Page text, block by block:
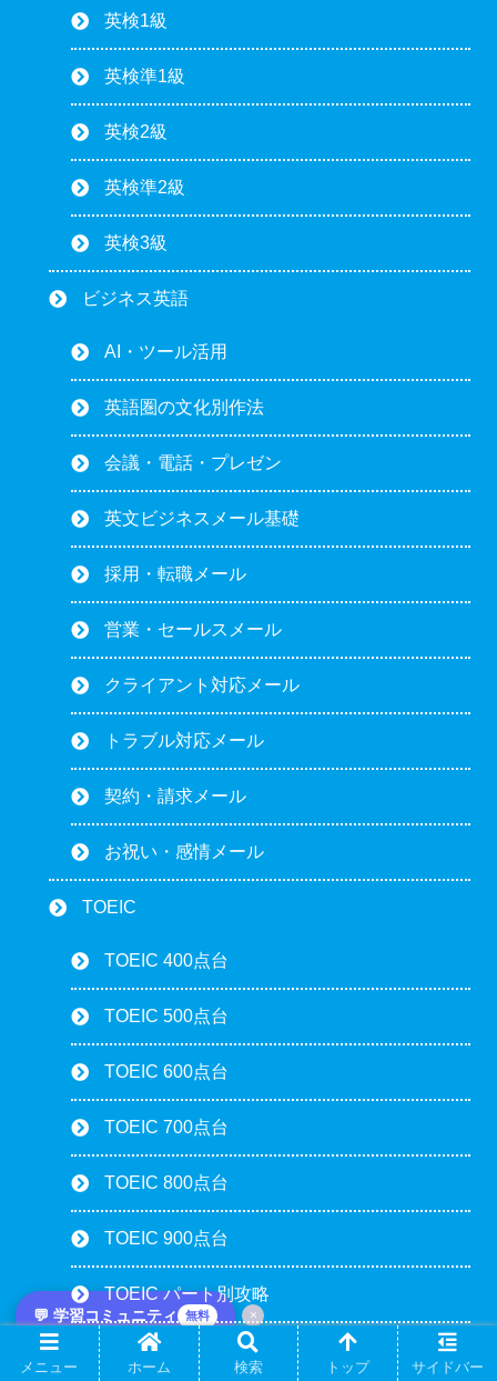
💬 学習コミュニティ 無料 ×
英検1級
英検準1級
英検2級
英検準2級
英検3級
ビジネス英語
AI・ツール活用
英語圏の文化別作法
会議・電話・プレゼン
英文ビジネスメール基礎
採用・転職メール
営業・セールスメール
クライアント対応メール
トラブル対応メール
契約・請求メール
お祝い・感情メール
TOEIC
TOEIC 400点台
TOEIC 500点台
TOEIC 600点台
TOEIC 700点台
TOEIC 800点台
TOEIC 900点台
TOEIC パート別攻略
TOEIC 300点台
メニュー ホーム 検索 トップ サイドバー